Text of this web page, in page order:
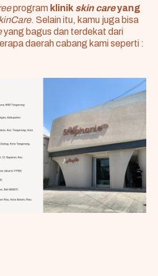
program klinik skin careyang
. Selain itu, kamu juga bisa
yang bagus dan terdekat dari
daerah cabang kami seperti :